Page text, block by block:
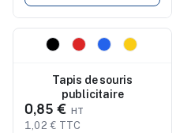
Nouveau
Tapis de souris
publicitaire
0,85 €
1,02 € TTC